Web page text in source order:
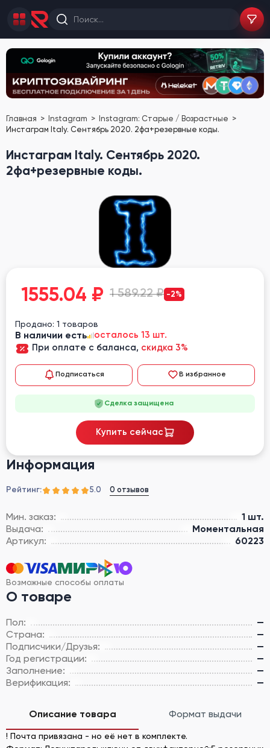
Главная Instagram
Instagram: Старые / Возрастные
Инстаграм Italy. Сентябрь 2020. 2фа+резервные коды.
Инстаграм Italy. Сентябрь 2020.
2фа+резервные коды.
Информация
Рейтинг: 5.0 0 отзывов
Мин. заказ:
1 шт.
Выдача:
Моментальная
Артикул:
60223
Возможные способы оплаты
О товаре
Пол:
—
Страна:
—
Подписчики/Друзья:
—
Год регистрации:
—
Заполнение:
—
Верификация:
—
1555.04 ₽ 1 589.22 ₽ -2%
Продано: 1 товаров
В наличии есть
осталось 13 шт.
При оплате с баланса, скидка 3%
Подписаться В избранное
Сделка защищена
Купить сейчас
Описание товара Формат выдачи
! Почта привязана - но её нет в комплекте.